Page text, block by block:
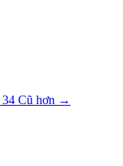
34 Cũ hơn →